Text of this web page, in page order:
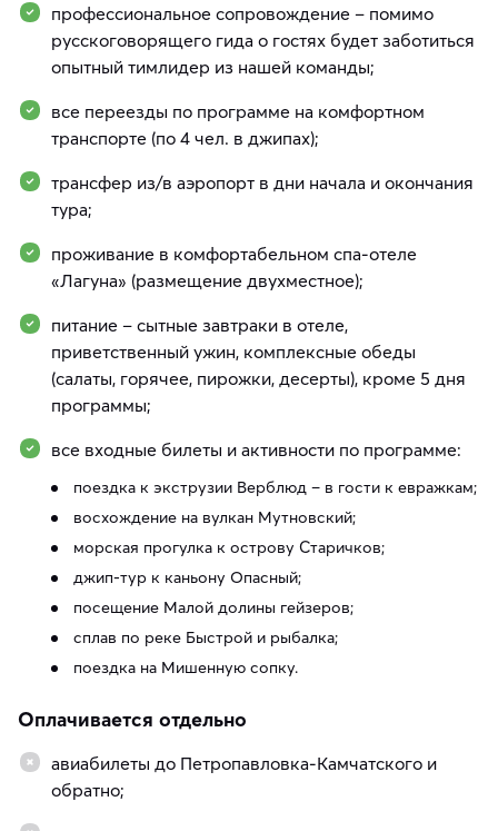
профессиональное сопровождение – помимо
русскоговорящего гида о гостях будет заботиться
опытный тимлидер из нашей команды;
все переезды по программе на комфортном
транспорте (по 4 чел. в джипах);
трансфер из/в аэропорт в дни начала и окончания
тура;
проживание в комфортабельном спа-отеле
«Лагуна» (размещение двухместное);
питание – сытные завтраки в отеле,
приветственный ужин, комплексные обеды
(салаты, горячее, пирожки, десерты), кроме 5 дня
программы;
все входные билеты и активности по программе:
поездка к экструзии Верблюд – в гости к евражкам;
восхождение на вулкан Мутновский;
морская прогулка к острову Старичков;
джип-тур к каньону Опасный;
посещение Малой долины гейзеров;
сплав по реке Быстрой и рыбалка;
поездка на Мишенную сопку.
Оплачивается отдельно
авиабилеты до Петропавловка-Камчатского и
обратно;